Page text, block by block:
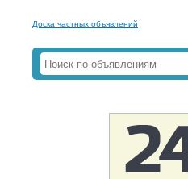
Доска частных объявлений